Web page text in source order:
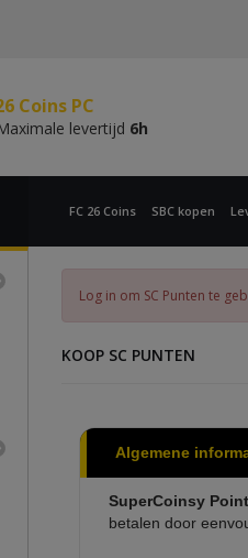
Coins PC
levertijd 6h
FC 26 Coins SBC kopen
Log in om SC Punten te
KOOP SC PUNTEN
Algemene
SuperCoinsy
betalen door